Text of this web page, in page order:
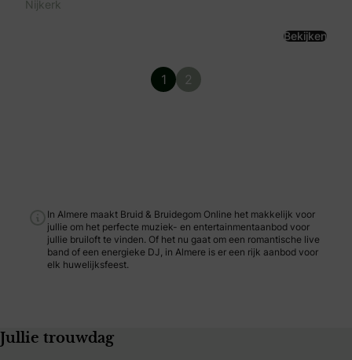
Nijkerk
Bekijken
1 2
In Almere maakt Bruid & Bruidegom Online het makkelijk voor
jullie om het perfecte muziek- en entertainmentaanbod voor
jullie bruiloft te vinden. Of het nu gaat om een romantische live
band of een energieke DJ, in Almere is er een rijk aanbod voor
elk huwelijksfeest.
Jullie trouwdag